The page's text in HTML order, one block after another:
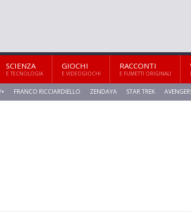
SCIENZA
E TECNOLOGIA
GIOCHI
E VIDEOGIOCHI
RACCONTI
E FUMETTI ORIGINALI
FRANCO RICCIARDIELLO ZENDAYA STAR TREK